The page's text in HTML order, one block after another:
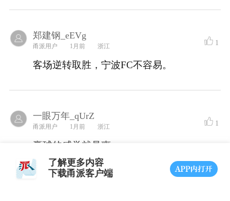
郑建钢_eEVg
甬派用户 1月前 浙江 1
客场逆转取胜，宁波FC不容易。
一眼万年_qUrZ
甬派用户 1月前 浙江 1
赢球的感觉就是爽。。。。。。
了解更多内容
下载甬派客户端